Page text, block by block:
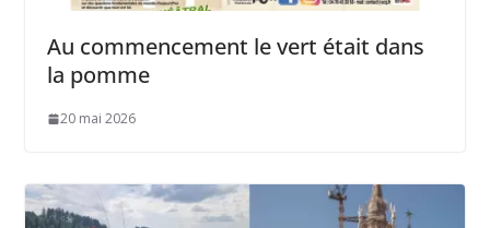
Au commencement le vert était dans
la pomme
20 mai 2026